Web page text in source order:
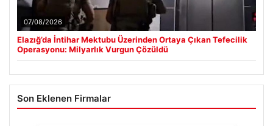
07/08/2026
Elazığ’da İntihar Mektubu Üzerinden Ortaya Çıkan Tefecilik
Operasyonu: Milyarlık Vurgun Çözüldü
Son Eklenen Firmalar